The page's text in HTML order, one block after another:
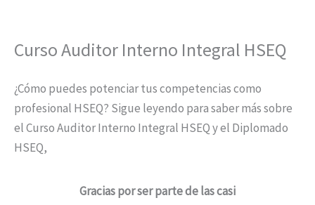
Curso Auditor Interno Integral HSEQ
¿Cómo puedes potenciar tus competencias como
profesional HSEQ? Sigue leyendo para saber más sobre
el Curso Auditor Interno Integral HSEQ y el Diplomado
HSEQ,
Gracias por ser parte de las casi